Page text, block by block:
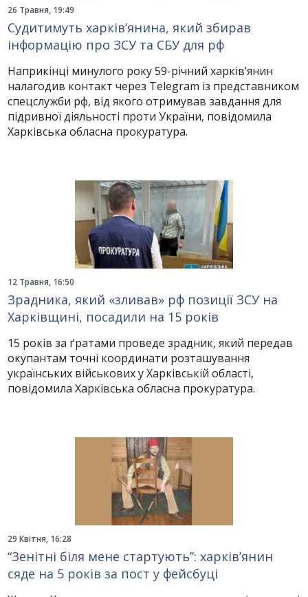
26 Травня, 19:49
Судитимуть харків’янина, який збирав
інформацію про ЗСУ та СБУ для рф
Наприкінці минулого року 59-річний харків’янин
налагодив контакт через Telegram із представником
спецслужби рф, від якого отримував завдання для
підривної діяльності проти України, повідомила
Харківська обласна прокуратура.
12 Травня, 16:50
Зрадника, який «зливав» рф позиції ЗСУ на
Харківщині, посадили на 15 років
15 років за ґратами проведе зрадник, який передав
окупантам точні координати розташування
українських військових у Харківській області,
повідомила Харківська обласна прокуратура.
29 Квітня, 16:28
“Зенітні біля мене стартують”: харків’янин
сяде на 5 років за пост у фейсбуці